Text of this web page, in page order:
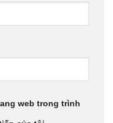
web trong trình